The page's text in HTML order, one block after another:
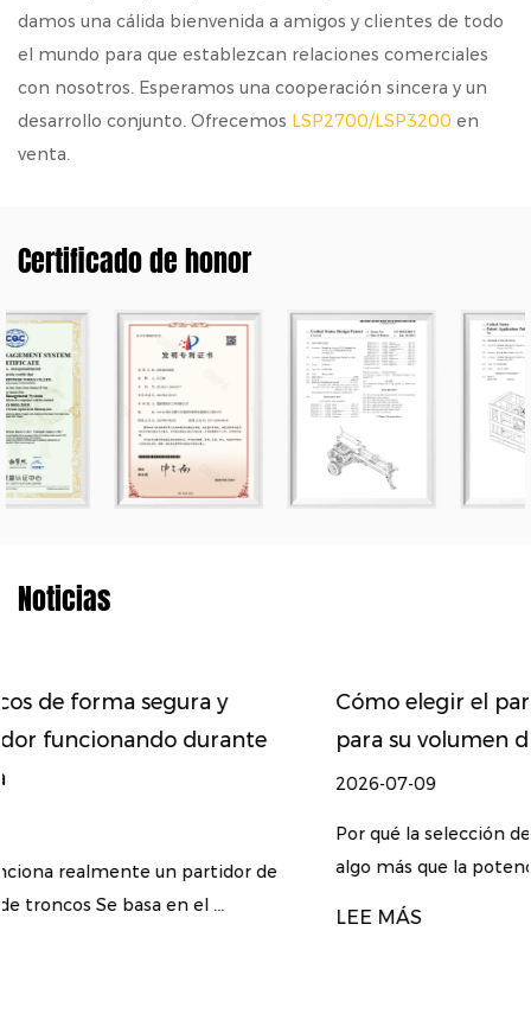
damos una cálida bienvenida a amigos y clientes de todo
el mundo para que establezcan relaciones comerciales
con nosotros. Esperamos una cooperación sincera y un
desarrollo conjunto. Ofrecemos LSP2700/LSP3200 en
venta.
Certificado de honor
Noticias
Cómo elegir el partidor de troncos
para su volumen de leña y tipo de madera
Por qué la selección del partidor de troncos depende
algo más que la potencia A partidor d...
LEE MÁS